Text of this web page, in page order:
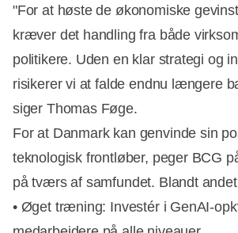
"For at høste de økonomiske
kræver det handling fra både
politikere. Uden en klar strategi og
risikerer vi at falde endnu længere
siger Thomas Føge.
For at Danmark kan genvinde sin
teknologisk frontløber, peger BCG
på tværs af samfundet. Blandt
• Øget træning: Investér i GenAI-